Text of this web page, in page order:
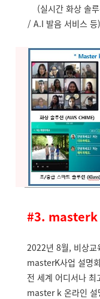
(실시간 화상 솔
/ A.I 발음 서비스 등)
#3. masterk
2022년 8월, 비상교
masterK사업 설명
전 세계 어디서나
master k 온라인 설